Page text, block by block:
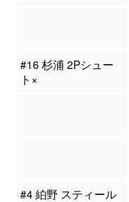
#16 杉浦 2Pシュー
ト×
#4 絈野 スティール